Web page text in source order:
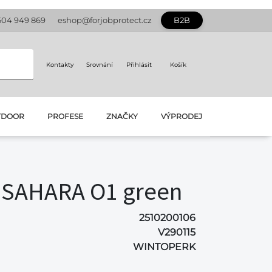
949 869 eshop@forjobprotect.cz B2B
Kontakty Srovnání Přihlásit Košík
PROFESE ZNAČKY VÝPRODEJ
O1 green
2510200106
V290115
WINTOPERK